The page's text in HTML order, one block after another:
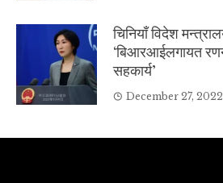
चिनियाँ विदेश
‘बिआरआईलगायत
सहकार्य’
December 27, 2022